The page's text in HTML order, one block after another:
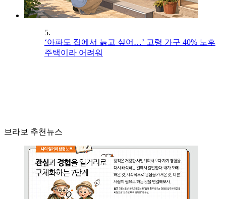
5.
‘아파도 집에서 늙고 싶어…’ 고령 가구 40% 노후
주택이라 어려워
브라보 추천뉴스